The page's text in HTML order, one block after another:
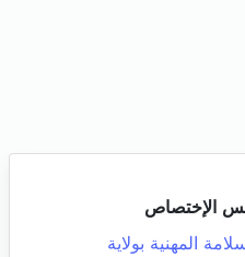
الإختصاص
المهنية بولاية